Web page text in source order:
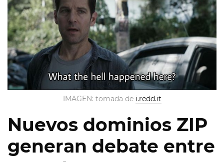
IMAGEN: tomada de i.redd.it
Nuevos dominios ZIP
generan debate entre